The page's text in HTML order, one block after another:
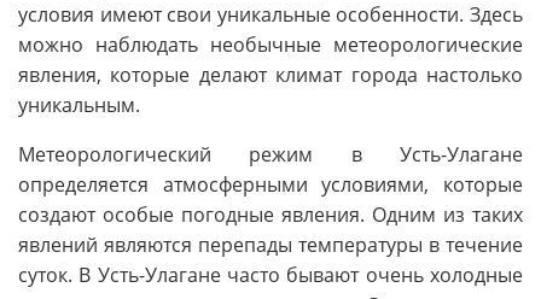
условия имеют свои уникальные особенности. Здесь
можно наблюдать необычные метеорологические
явления, которые делают климат города настолько
уникальным.
Метеорологический режим в Усть-Улагане
определяется атмосферными условиями, которые
создают особые погодные явления. Одним из таких
явлений являются перепады температуры в течение
суток. В Усть-Улагане часто бывают очень холодные